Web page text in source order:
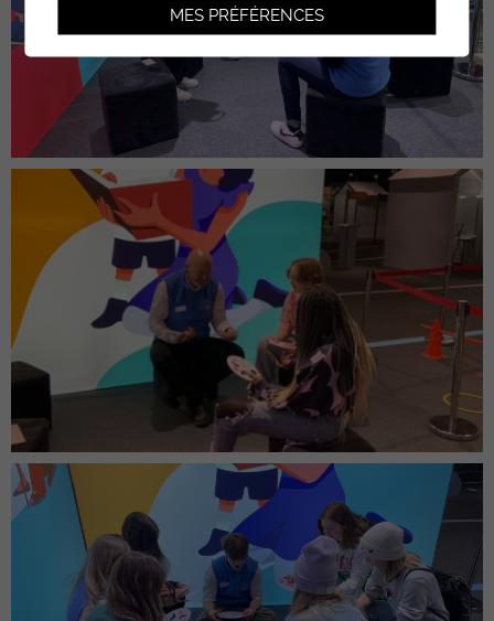
MES PRÉFÉRENCES